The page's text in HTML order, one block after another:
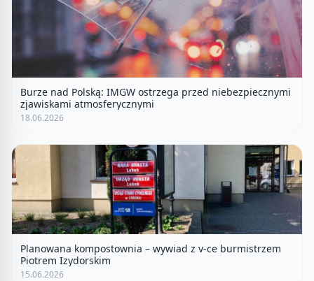
Burze nad Polską: IMGW ostrzega przed niebezpiecznymi
zjawiskami atmosferycznymi
18.06.2026
Planowana kompostownia – wywiad z v-ce burmistrzem
Piotrem Izydorskim
15.06.2026